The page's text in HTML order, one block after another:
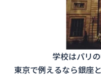
学校はパリ
東京で例えるなら銀座